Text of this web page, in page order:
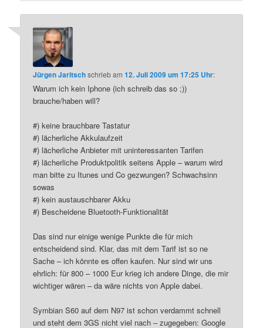
Jürgen Jaritschschriebam12. Juli 2009 um 17:25 Uhr:
Warum ich kein Iphone (ich schreib das so ;))
brauche/haben will?
#) keine brauchbare Tastatur
#) lächerliche Akkulaufzeit
#) lächerliche Anbieter mit uninteressanten Tarifen
#) lächerliche Produktpolitik seitens Apple – warum wird
man bitte zu Itunes und Co gezwungen? Schwachsinn
sowas
#) kein austauschbarer Akku
#) Bescheidene Bluetooth-Funktionalität
Das sind nur einige wenige Punkte die für mich
entscheidend sind. Klar, das mit dem Tarif ist so ne
Sache – ich könnte es offen kaufen. Nur sind wir uns
ehrlich: für 800 – 1000 Eur krieg ich andere Dinge, die mir
wichtiger wären – da wäre nichts von Apple dabei.
Symbian S60 auf dem N97 ist schon verdammt schnell
und steht dem 3GS nicht viel nach – zugegeben: Google